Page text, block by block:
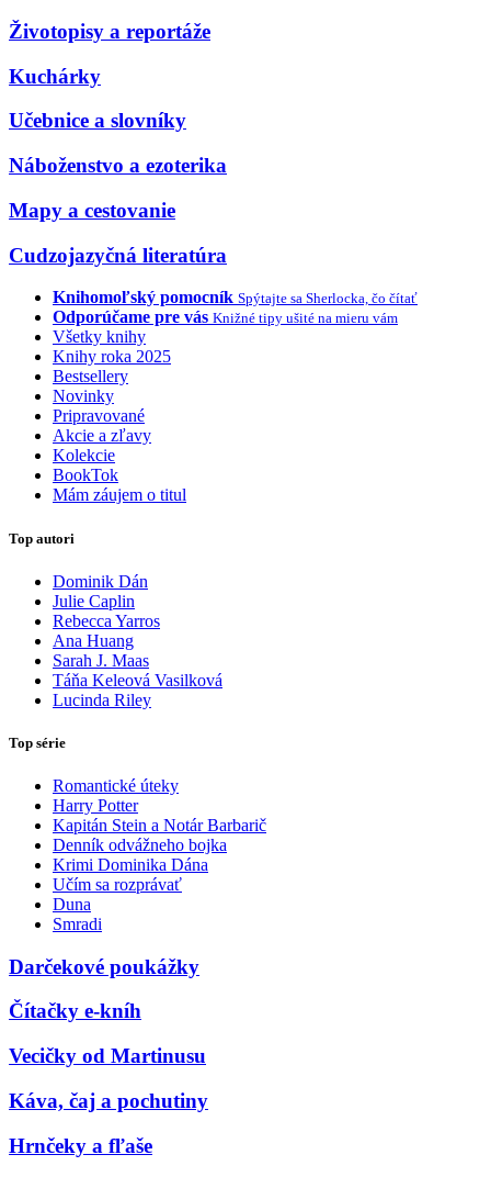
Životopisy a reportáže
Kuchárky
Učebnice a slovníky
Náboženstvo a ezoterika
Mapy a cestovanie
Cudzojazyčná literatúra
Knihomoľský pomocník Spýtajte sa Sherlocka, čo čítať
Odporúčame pre vás Knižné tipy ušité na mieru vám
Všetky knihy
Knihy roka 2025
Bestsellery
Novinky
Pripravované
Akcie a zľavy
Kolekcie
BookTok
Mám záujem o titul
Top autori
Dominik Dán
Julie Caplin
Rebecca Yarros
Ana Huang
Sarah J. Maas
Táňa Keleová Vasilková
Lucinda Riley
Top série
Romantické úteky
Harry Potter
Kapitán Stein a Notár Barbarič
Denník odvážneho bojka
Krimi Dominika Dána
Učím sa rozprávať
Duna
Smradi
Darčekové poukážky
Čítačky e-kníh
Vecičky od Martinusu
Káva, čaj a pochutiny
Hrnčeky a fľaše